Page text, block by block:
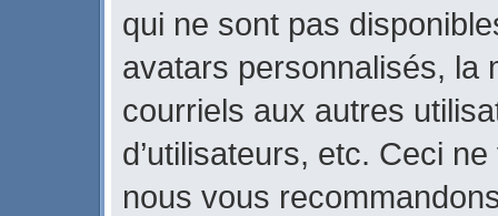
qui ne sont pas
avatars personnalisés, la
courriels aux autres
d’utilisateurs, etc. Ceci
nous vous